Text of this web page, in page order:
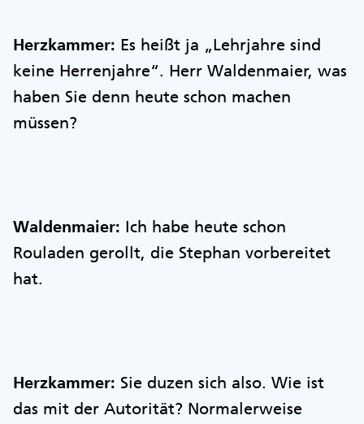
Herzkammer: Es heißt ja „Lehrjahre sind
keine Herrenjahre“. Herr Waldenmaier, was
haben Sie denn heute schon machen
müssen?
Waldenmaier: Ich habe heute schon
Rouladen gerollt, die Stephan vorbereitet
hat.
Herzkammer: Sie duzen sich also. Wie ist
das mit der Autorität? Normalerweise